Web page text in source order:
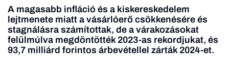
A magasabb infláció és a kiskereskedelem
lejtmenete miatt a vásárlóerő csökkenésére és
stagnálásra számítottak, de a várakozásokat
felülmúlva megdöntötték 2023-as rekordjukat, és
93,7 milliárd forintos árbevétellel zárták 2024-et.